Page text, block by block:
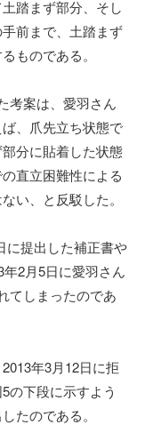
踏まず部分、そし
前まで、土踏まず
ものである。
考案は、愛羽さん
、爪先立ち状態で
分に貼着した状態
直立困難性による
い、と反駁した。
に提出した補正書や
2月5日に愛羽さん
てしまったのであ
年3月12日に拒
の下段に示すよう
たのである。